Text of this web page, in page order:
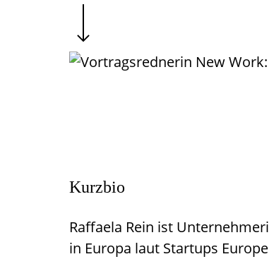
Kurzbio
Raffaela Rein ist
in Europa laut Startups